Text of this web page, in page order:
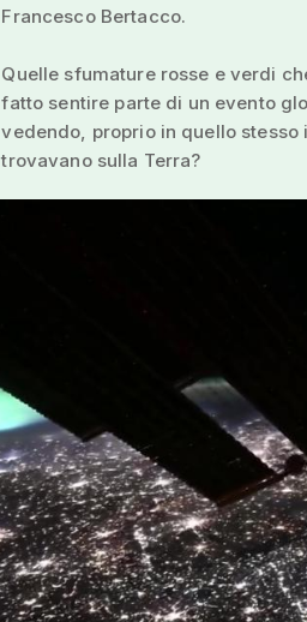
Francesco Bertacco.
Quelle sfumature rosse e verdi
fatto sentire parte di un evento
vedendo, proprio in quello
trovavano sulla Terra?